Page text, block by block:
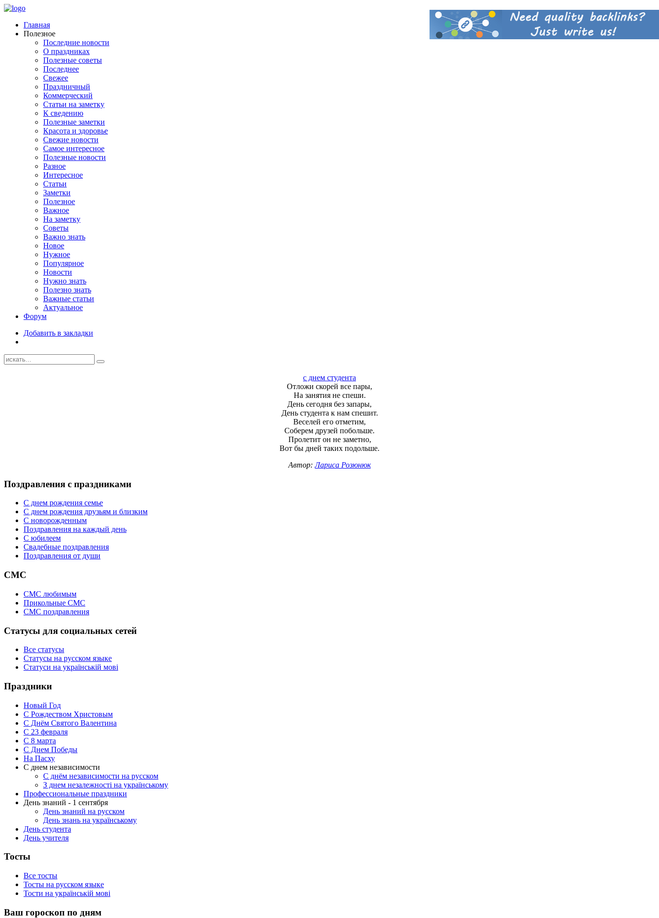
Главная
Полезное
Последние новости
О праздниках
Полезные советы
Последнее
Свежее
Праздничный
Коммерческий
Статьи на заметку
К сведению
Полезные заметки
Красота и здоровье
Свежие новости
Самое интересное
Полезные новости
Разное
Интересное
Статьи
Заметки
Полезное
Важное
На заметку
Советы
Важно знать
Новое
Нужное
Популярное
Новости
Нужно знать
Полезно знать
Важные статьи
Актуальное
Форум
Добавить в закладки
с днем студента
Отложи скорей все пары,
На занятия не спеши.
День сегодня без запары,
День студента к нам спешит.
Веселей его отметим,
Соберем друзей побольше.
Пролетит он не заметно,
Вот бы дней таких подольше.
Автор:Лариса Розюнюк
Поздравления с праздниками
С днем рождения семье
С днем рождения друзьям и близким
C новорожденным
Поздравления на каждый день
С юбилеем
Свадебные поздравления
Поздравления от души
СМС
СМС любимым
Прикольные СМС
СМС поздравления
Статусы для социальных сетей
Все статусы
Статусы на русском языке
Статуси на українській мові
Праздники
Новый Год
С Рождеством Христовым
С Днём Святого Валентина
С 23 февраля
C 8 марта
С Днем Победы
На Пасху
С днем независимости
С днём независимости на русском
З днем незалежності на українському
Профессиональные праздники
День знаний - 1 сентября
День знаний на русском
День знань на українському
День студента
День учителя
Тосты
Все тосты
Тосты на русском языке
Тости на українській мові
Ваш гороскоп по дням